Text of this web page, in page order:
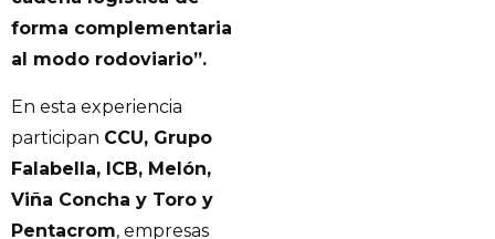
forma complementaria
al modo rodoviario”.
En esta experiencia
participan CCU, Grupo
Falabella, ICB, Melón,
Viña Concha y Toro y
Pentacrom, empresas